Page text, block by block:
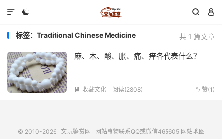
  

共 1 篇文章
标签：Traditional Chinese Medicine
麻、木、酸、胀、痛、痒各代表什么？
 赞(1 )
 收藏文化 阅读(2808)
© 2010-2026 文玩鉴赏网 网站事物联系QQ或微信465605 网站地图